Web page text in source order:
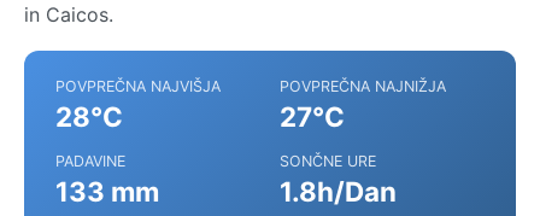
in Caicos.
POVPREČNA NAJVIŠJA
28°C
POVPREČNA NAJNIŽJA
27°C
PADAVINE
133 mm
SONČNE URE
1.8h/Dan